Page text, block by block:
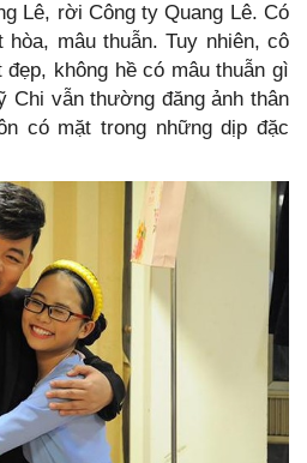
Lê, rời Công ty Quang Lê. Có
hòa, mâu thuẫn. Tuy nhiên, cô
không hề có mâu thuẫn gì
Chi vẫn thường đăng ảnh thân
có mặt trong những dịp đặc